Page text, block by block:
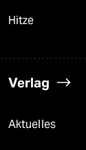
Hitze
Verlag
Aktuelles